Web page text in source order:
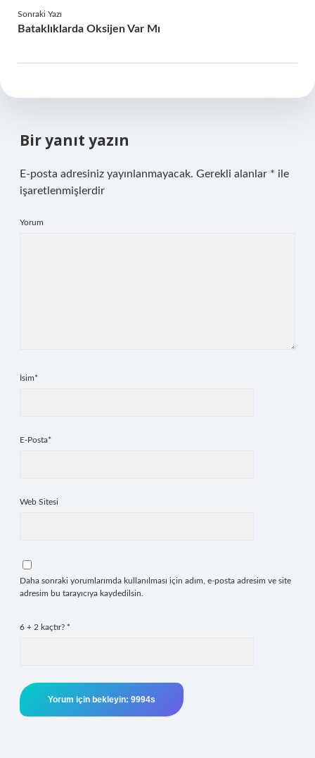
Sonraki Yazı
Bataklıklarda Oksijen Var Mı
Bir yanıt yazın
E-posta adresiniz yayınlanmayacak. Gerekli alanlar * ile
işaretlenmişlerdir
Yorum
İsim*
E-Posta*
Web Sitesi
Daha sonraki yorumlarımda kullanılması için adım, e-posta adresim ve site
adresim bu tarayıcıya kaydedilsin.
6 + 2 kaçtır? *